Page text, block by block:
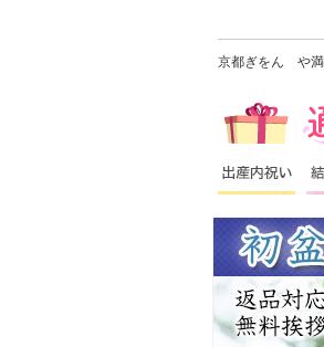
京都ぎをん や満